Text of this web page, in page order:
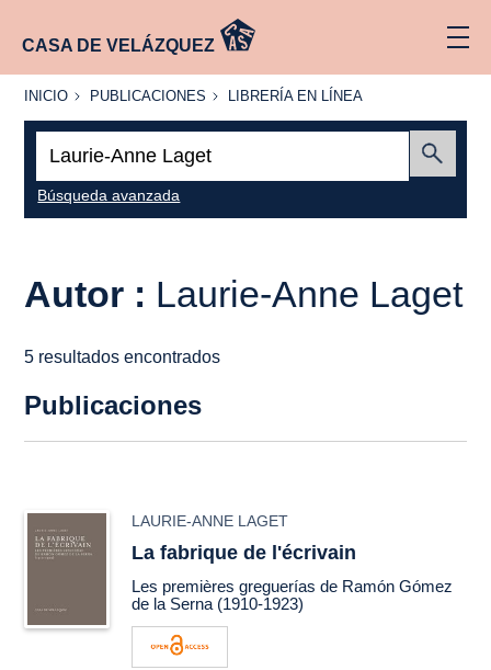
CASA DE VELÁZQUEZ
INICIO
INICIO PUBLICACIONES
PUBLICACIONES
LIBRERÍA
LÍNEA
LIBRERÍA EN LÍNEA
Búsqueda avanzada
Autor : Laurie-Anne Laget
5 resultados encontrados
Publicaciones
LAURIE-ANNE LAGET
La fabrique de l'écrivain
Les premièresgreguerías de Ramón Gómez
de la Serna (1910-1923)